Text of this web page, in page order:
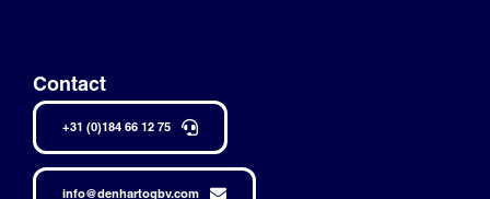
Contact
+31 (0)184 66 12 75
info@denhartogbv.com